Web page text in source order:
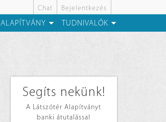
Chat Bejelentkezés
ALAPÍTVÁNY TUDNIVALÓK
Segíts nekünk!
A Látszótér Alapítványt
banki átutalással